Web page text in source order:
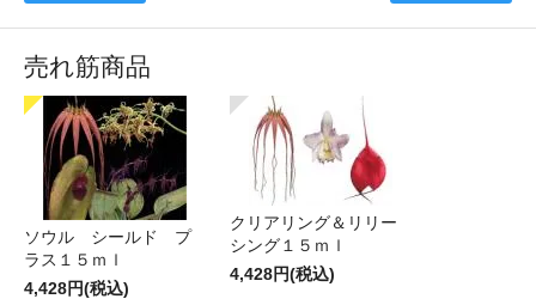
売れ筋商品
ソウル シールド プ
ラス１５ｍｌ
4,428円(税込)
クリアリング＆リリー
シング１５ｍｌ
4,428円(税込)